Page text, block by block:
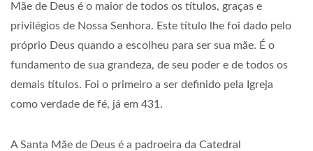
Mãe de Deus é o maior de todos os títulos, graças e
privilégios de Nossa Senhora. Este título lhe foi dado pelo
próprio Deus quando a escolheu para ser sua mãe. É o
fundamento de sua grandeza, de seu poder e de todos os
demais títulos. Foi o primeiro a ser definido pela Igreja
como verdade de fé, já em 431.
A Santa Mãe de Deus é a padroeira da Catedral